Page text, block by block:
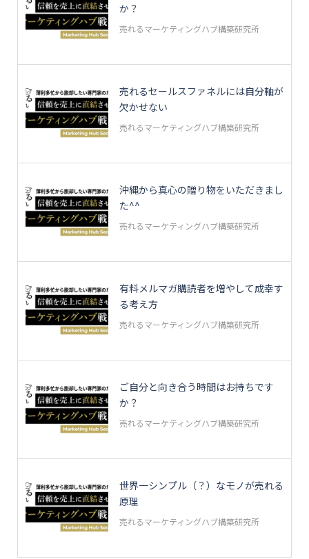
か？
売れるマーケティングハブ構築研究所
売れるセールスファネルには自分軸が
欠かせない
売れるマーケティングハブ構築研究所
沖縄から真心の贈り物をいただきまし
た^^
売れるマーケティングハブ構築研究所
有料メルマガ購読者を増やして成幸す
る考え方
売れるマーケティングハブ構築研究所
ご自分と向き合う時間はお持ちです
か？
売れるマーケティングハブ構築研究所
世界一シンプル（？）なモノが売れる
原理
売れるマーケティングハブ構築研究所